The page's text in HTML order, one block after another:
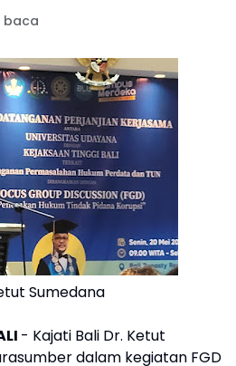
baca
Sumedana
- Kajati Bali Dr. Ketut
dalam kegiatan FGD